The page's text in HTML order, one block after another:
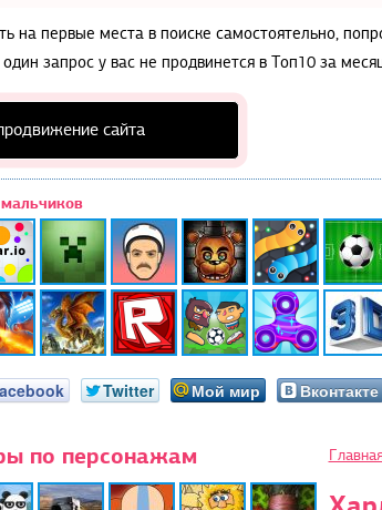
на первые места в поиске самостоятельно,
запрос у вас не продвинется в Топ10 за
сайта
Twitter Мой мир Вконтакте
по персонажам